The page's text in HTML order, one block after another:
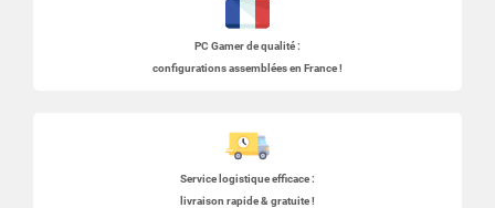
PC Gamerde qualité :
configurations assemblées en France !
Service logistique efficace :
livraison rapide & gratuite !